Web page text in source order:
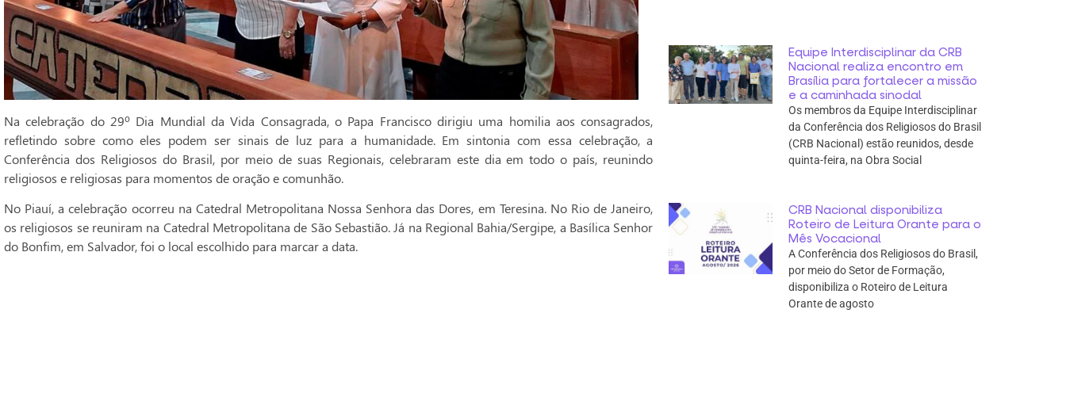
Na celebração do 29º Dia Mundial da Vida Consagrada, o Papa Francisco dirigiu uma homilia aos consagrados,
refletindo sobre como eles podem ser sinais de luz para a humanidade. Em sintonia com essa celebração, a
Conferência dos Religiosos do Brasil, por meio de suas Regionais, celebraram este dia em todo o país, reunindo
religiosos e religiosas para momentos de oração e comunhão.
No Piauí, a celebração ocorreu na Catedral Metropolitana Nossa Senhora das Dores, em Teresina. No Rio de Janeiro,
os religiosos se reuniram na Catedral Metropolitana de São Sebastião. Já na Regional Bahia/Sergipe, a Basílica Senhor
do Bonfim, em Salvador, foi o local escolhido para marcar a data.
Equipe Interdisciplinar da CRB
Nacional realiza encontro em
Brasília para fortalecer a missão
e a caminhada sinodal
Os membros da Equipe Interdisciplinar
da Conferência dos Religiosos do Brasil
(CRB Nacional) estão reunidos, desde
quinta-feira, na Obra Social
CRB Nacional disponibiliza
Roteiro de Leitura Orante para o
Mês Vocacional
A Conferência dos Religiosos do Brasil,
por meio do Setor de Formação,
disponibiliza o Roteiro de Leitura
Orante de agosto